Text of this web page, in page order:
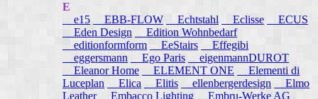
E
e15 EBB-FLOW Echtstahl Eclisse
ECUS
Eden Design
Edition Wohnbedarf
editionformform
EeStairs
Effegibi
eggersmann
Ego Paris
eigenmannDUROT
Eleanor Home
ELEMENT ONE
Elementi di
Luceplan
Elica Elitis ellenbergerdesign
Elmo
Leather
Embacco Lighting
Embru-Werke AG